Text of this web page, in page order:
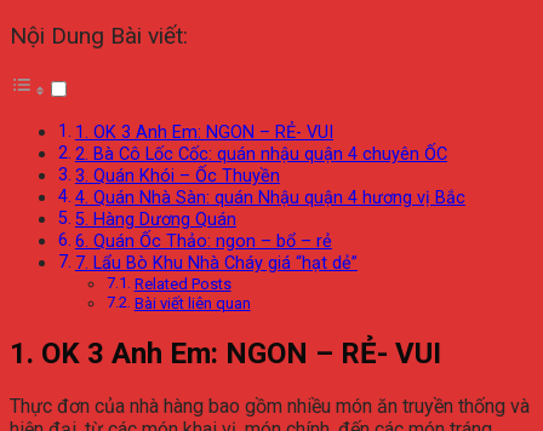
Nội Dung Bài viết:
1. OK 3 Anh Em: NGON – RẺ- VUI
2. Bà Cô Lốc Cốc: quán nhậu quận 4 chuyên ỐC
3. Quán Khói – Ốc Thuyền
4. Quán Nhà Sàn: quán Nhậu quận 4 hương vị Bắc
5. Hàng Dương Quán
6. Quán Ốc Thảo: ngon – bổ – rẻ
7. Lẩu Bò Khu Nhà Cháy giá “hạt dẻ”
Related Posts
Bài viết liên quan
1. OK 3 Anh Em: NGON – RẺ- VUI
Thực đơn của nhà hàng bao gồm nhiều món ăn truyền thống và